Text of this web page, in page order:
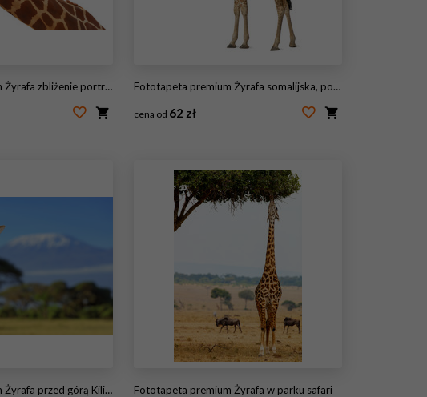
zbliżenie portret na białym tle Fototapeta premium Żyrafa somalijska, powszechnie znana jako żyrafa siatkowa
cena od 62 zł
przed górą Kilimandżaro Fototapeta premium Żyrafa w parku safari